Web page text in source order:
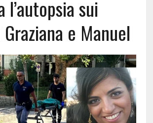
l’autopsia sui
e Manuel